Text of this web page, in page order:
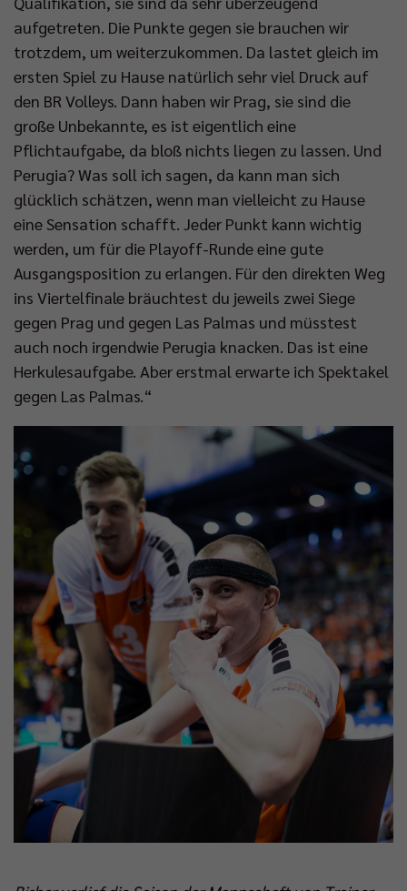
aufgetreten. Die Punkte gegen sie brauchen wir
trotzdem, um weiterzukommen. Da lastet gleich im
ersten Spiel zu Hause natürlich sehr viel Druck auf
den BR Volleys. Dann haben wir Prag, sie sind die
große Unbekannte, es ist eigentlich eine
Pflichtaufgabe, da bloß nichts liegen zu lassen. Und
Perugia? Was soll ich sagen, da kann man sich
glücklich schätzen, wenn man vielleicht zu Hause
eine Sensation schafft. Jeder Punkt kann wichtig
werden, um für die Playoff-Runde eine gute
Ausgangsposition zu erlangen. Für den direkten Weg
ins Viertelfinale bräuchtest du jeweils zwei Siege
gegen Prag und gegen Las Palmas und müsstest
auch noch irgendwie Perugia knacken. Das ist eine
Herkulesaufgabe. Aber erstmal erwarte ich Spektakel
gegen Las Palmas.“